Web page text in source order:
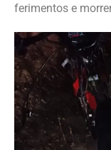
ferimentos e